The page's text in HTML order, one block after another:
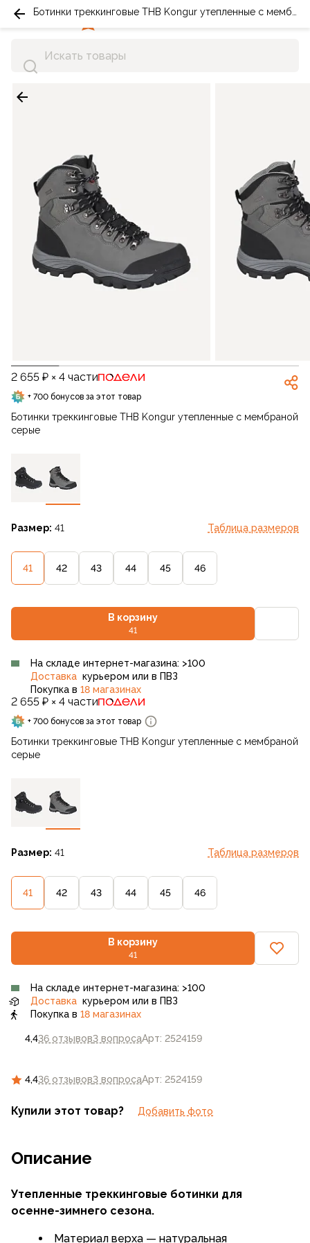
0 0
2 655 ₽ × 4 части
+ 700 бонусов за этот товар
Ботинки треккинговые THB Kongur утепленные с мембраной
серые
Размер: 41 Таблица размеров
41 42 43 44 45 46
В корзину
41
4,436 отзывов3 вопросаАрт: 2524159
На складе интернет-магазина: >100
Доставка курьером или в ПВЗ
Покупка в 18 магазинах
2 655 ₽ × 4 части
+ 700 бонусов за этот товар
Ботинки треккинговые THB Kongur утепленные с мембраной
серые
Размер: 41 Таблица размеров
41 42 43 44 45 46
В корзину
41
4,436 отзывов3 вопросаАрт: 2524159
На складе интернет-магазина: >100
Доставка курьером или в ПВЗ
Покупка в 18 магазинах
Купили этот товар? Добавить фото
Описание
Утепленные треккинговые ботинки для
осенне-зимнего сезона.
Материал верха — натуральная